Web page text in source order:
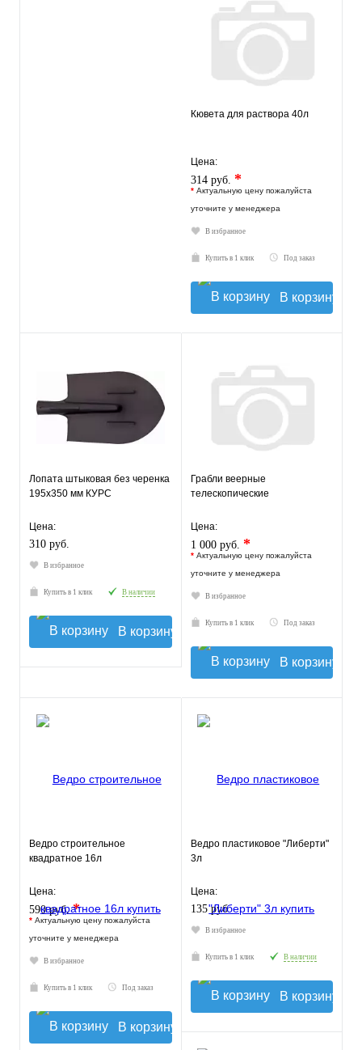
Кювета для раствора 40л
Цена:
314 руб. *
* Актуальную цену пожалуйста
уточните у менеджера
В избранное
Купить в 1 клик Под заказ
В корзину
Лопата штыковая без черенка
195х350 мм КУРС
Цена:
310 руб.
В избранное
Купить в 1 клик В наличии
В корзину
Грабли веерные
телескопические
Цена:
1 000 руб. *
* Актуальную цену пожалуйста
уточните у менеджера
В избранное
Купить в 1 клик Под заказ
В корзину
Ведро строительное
квадратное 16л
Цена:
590 руб.*
* Актуальную цену пожалуйста
уточните у менеджера
В избранное
Купить в 1 клик Под заказ
В корзину
Ведро пластиковое "Либерти"
3л
Цена:
135 руб.
В избранное
Купить в 1 клик В наличии
В корзину